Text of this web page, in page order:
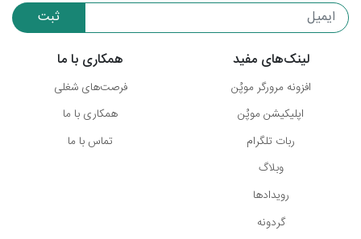
ثبت
لینک‌های مفید
افزونه مرورگر موپُن
اپلیکیشن موپُن
ربات تلگرام
وبلاگ
رویدادها
گردونه
همکاری با ما
فرصت‌های شغلی
همکاری با ما
تماس با ما